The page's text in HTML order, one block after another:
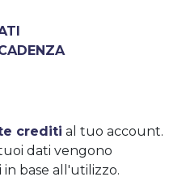
crediti al tuo account.
dati vengono
base all'utilizzo.